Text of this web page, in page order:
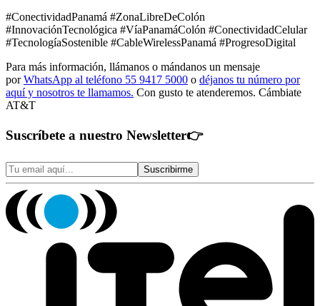
#ConectividadPanamá #ZonaLibreDeColón
#InnovaciónTecnológica #VíaPanamáColón #ConectividadCelular
#TecnologíaSostenible #CableWirelessPanamá #ProgresoDigital
Para más información, llámanos o mándanos un mensaje
porWhatsApp al teléfono 55 9417 5000 o déjanos tu número por
aquí y nosotros te llamamos. Con gusto te atenderemos. Cámbiate
AT&T
Suscríbete a nuestro Newsletter👉
Suscribirme